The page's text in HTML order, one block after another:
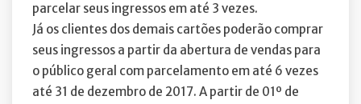
parcelar seus ingressos em até 3 vezes.
Já os clientes dos demais cartões poderão comprar
seus ingressos a partir da abertura de vendas para
o público geral com parcelamento em até 6 vezes
até 31 de dezembro de 2017. A partir de 01º de